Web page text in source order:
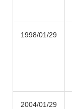
1998/01/29
2004/01/29